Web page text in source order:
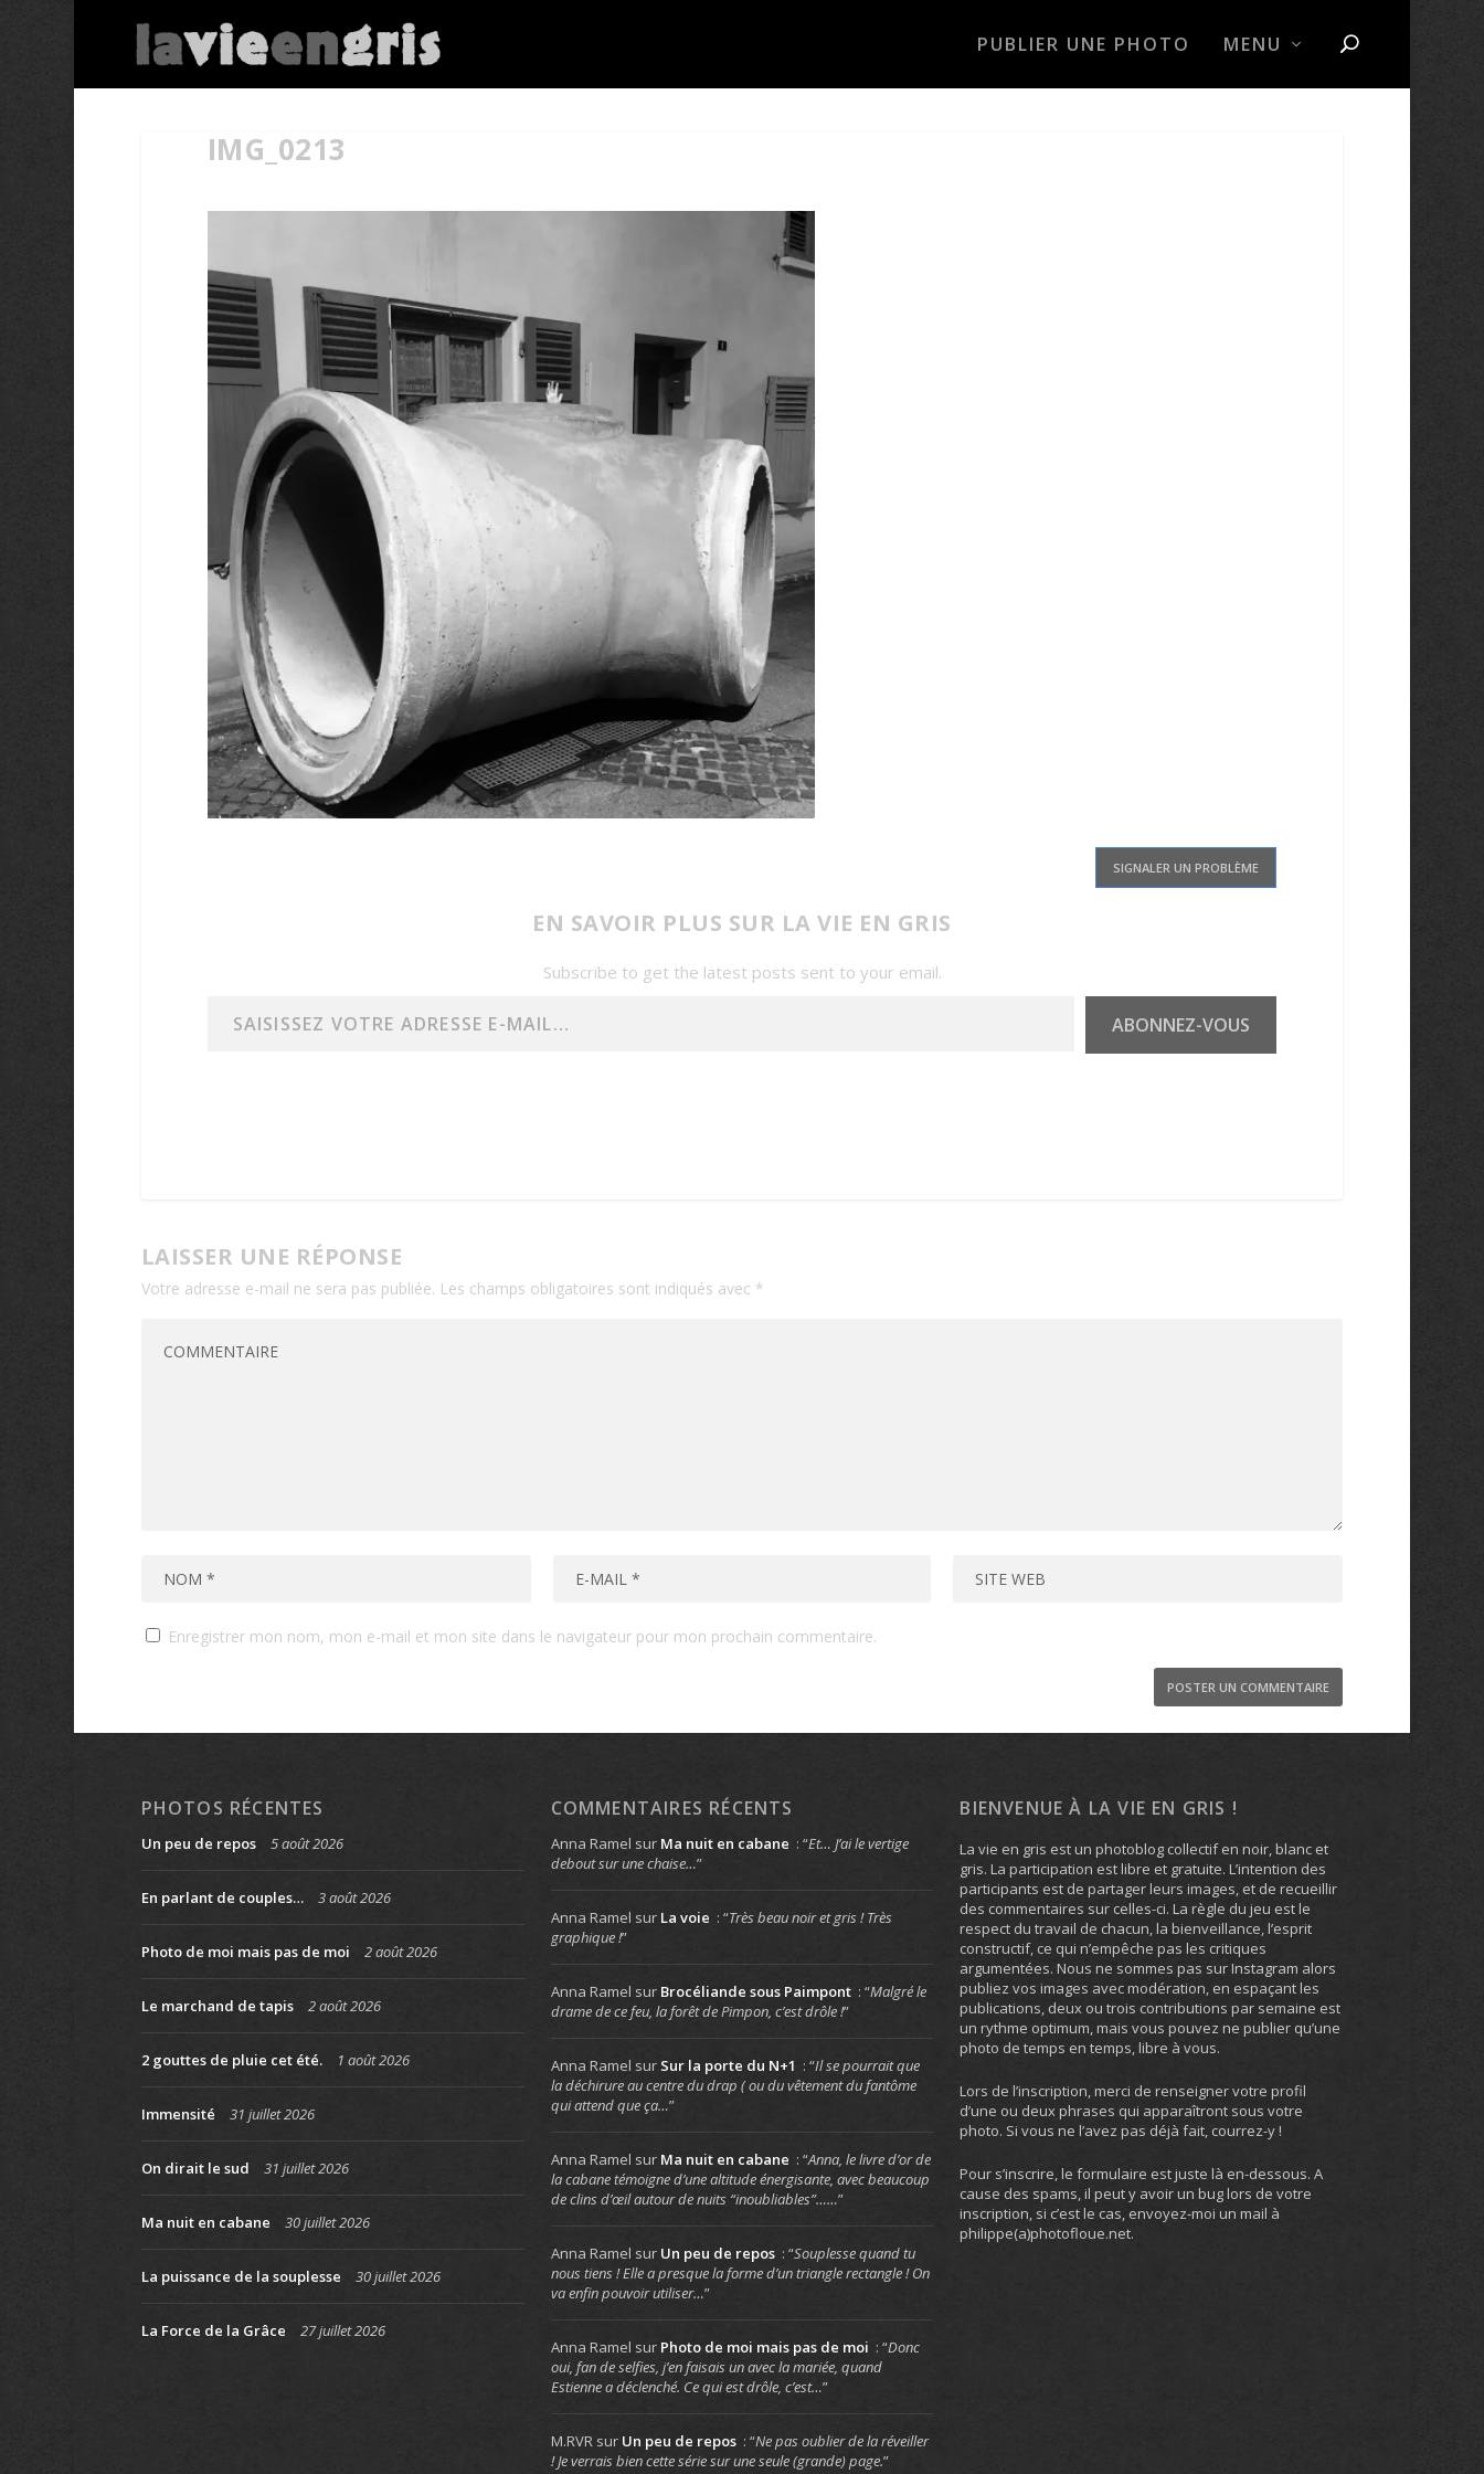
PUBLIER UNE PHOTO MENU
IMG_0213
SIGNALER UN PROBLÈME
EN SAVOIR PLUS SUR LA VIE EN GRIS
Subscribe to get the latest posts sent to your email.
ABONNEZ-VOUS
LAISSER UNE RÉPONSE
Votre adresse e-mail ne sera pas publiée. Les champs obligatoires sont indiqués avec *
Enregistrer mon nom, mon e-mail et mon site dans le navigateur pour mon prochain commentaire.
PHOTOS RÉCENTES
Un peu de repos 5 août 2026
En parlant de couples… 3 août 2026
Photo de moi mais pas de moi 2 août 2026
Le marchand de tapis 2 août 2026
2 gouttes de pluie cet été. 1 août 2026
Immensité 31 juillet 2026
On dirait le sud 31 juillet 2026
Ma nuit en cabane 30 juillet 2026
La puissance de la souplesse 30 juillet 2026
La Force de la Grâce 27 juillet 2026
COMMENTAIRES RÉCENTS
Anna Ramel sur Ma nuit en cabane : “Et… J’ai le vertige
debout sur une chaise…”
Anna Ramel sur La voie : “Très beau noir et gris ! Très
graphique !”
Anna Ramel sur Brocéliande sous Paimpont : “Malgré le
drame de ce feu, la forêt de Pimpon, c’est drôle !”
Anna Ramel sur Sur la porte du N+1 : “Il se pourrait que
la déchirure au centre du drap ( ou du vêtement du fantôme
qui attend que ça…”
Anna Ramel sur Ma nuit en cabane : “Anna, le livre d’or de
la cabane témoigne d’une altitude énergisante, avec beaucoup
de clins d’œil autour de nuits “inoubliables”……”
Anna Ramel sur Un peu de repos : “Souplesse quand tu
nous tiens ! Elle a presque la forme d’un triangle rectangle ! On
va enfin pouvoir utiliser…”
Anna Ramel sur Photo de moi mais pas de moi : “Donc
oui, fan de selfies, j’en faisais un avec la mariée, quand
Estienne a déclenché. Ce qui est drôle, c’est…”
M.RVRsur Un peu de repos : “Ne pas oublier de la réveiller
! Je verrais bien cette série sur une seule (grande) page.”
BIENVENUE À LA VIE EN GRIS !
La vie en gris est un photoblog collectif en noir, blanc et
gris. La participation est libre et gratuite. L’intention des
participants est de partager leurs images, et de recueillir
des commentaires sur celles-ci. La règle du jeu est le
respect du travail de chacun, la bienveillance, l’esprit
constructif, ce qui n’empêche pas les critiques
argumentées. Nous ne sommes pas sur Instagram alors
publiez vos images avec modération, en espaçant les
publications, deux ou trois contributions par semaine est
un rythme optimum, mais vous pouvez ne publier qu’une
photo de temps en temps, libre à vous.
Lors de l’inscription, merci de renseigner votre profil
d’une ou deux phrases qui apparaîtront sous votre
photo. Si vous ne l’avez pas déjà fait, courrez-y !
Pour s’inscrire, le formulaire est juste là en-dessous. A
cause des spams, il peut y avoir un bug lors de votre
inscription, si c’est le cas, envoyez-moi un mail à
philippe(a)photofloue.net.